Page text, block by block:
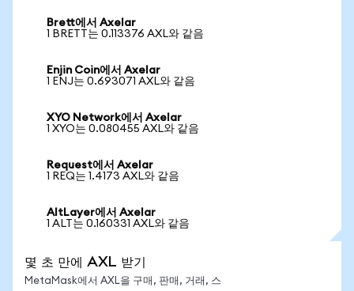
Brett에서 Axelar
1 BRETT는 0.113376 AXL와 같음
Enjin Coin에서 Axelar
1 ENJ는 0.693071 AXL와 같음
XYO Network에서 Axelar
1 XYO는 0.080455 AXL와 같음
Request에서 Axelar
1 REQ는 1.4173 AXL와 같음
AltLayer에서 Axelar
1 ALT는 0.160331 AXL와 같음
몇 초 만에 AXL 받기
MetaMask에서 AXL을 구매, 판매, 거래, 스